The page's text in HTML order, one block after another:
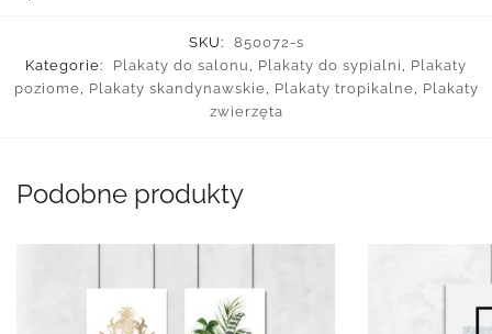
SKU:
850072-s
Kategorie:
Plakaty do salonu , Plakaty do sypialni , Plakaty
poziome, Plakaty skandynawskie, Plakaty tropikalne, Plakaty
zwierzęta
Podobne produkty